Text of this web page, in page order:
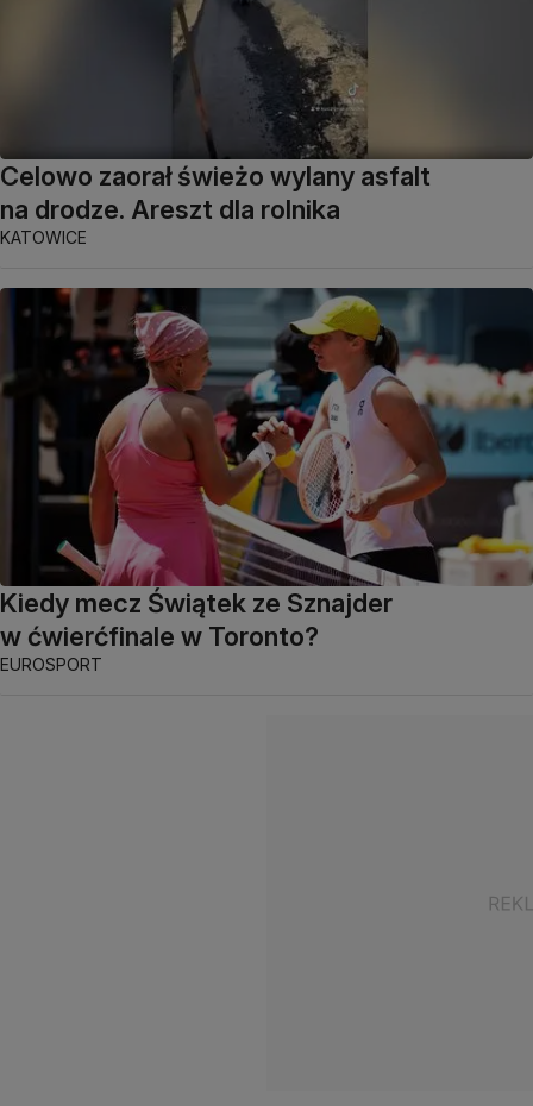
Celowo zaorał świeżo wylany asfalt
na drodze. Areszt dla rolnika
KATOWICE
Kiedy mecz Świątek ze Sznajder
w ćwierćfinale w Toronto?
EUROSPORT